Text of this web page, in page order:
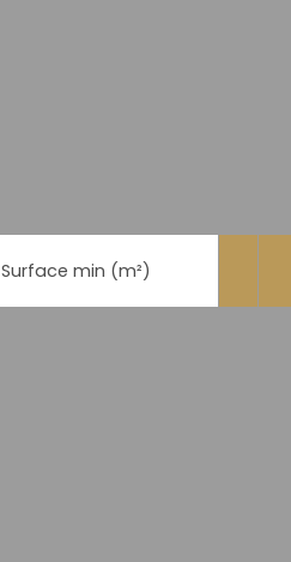
Surface min (m²)